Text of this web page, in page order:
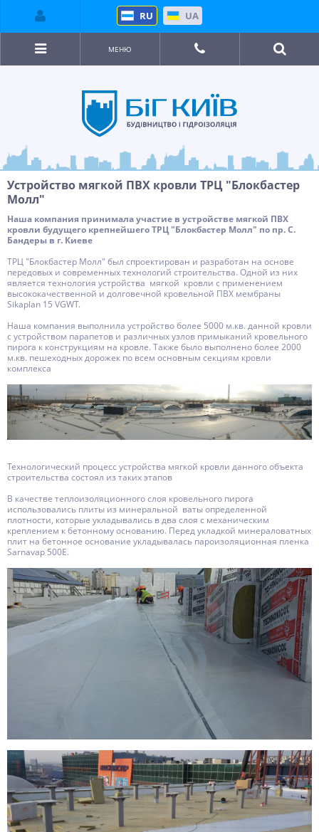
RU UA
МЕНЮ
Устройство мягкой ПВХ кровли ТРЦ "Блокбастер
Молл"
Наша компания принимала участие в устройстве мягкой ПВХ
кровли будущего крепнейшего ТРЦ "Блокбастер Молл" по пр. С.
Бандеры в г. Киеве
ТРЦ "Блокбастер Молл" был спроектирован и разработан на основе
передовых и современных технологий строительства. Одной из них
является технология устройства мягкой кровли с применением
высококачественной и долговечной кровельной ПВХ мембраны
Sikaplan 15 VGWT.
Наша компания выполнила устройство более 5000 м.кв. данной кровли
с устройством парапетов и различных узлов примыканий кровельного
пирога к конструкциям на кровле. Также было выполнено более 2000
м.кв. пешеходных дорожек по всем основным секциям кровли
комплекса
Технологический процесс устройства мягкой кровли данного объекта
строительства состоял из таких этапов
В качестве теплоизоляционного слоя кровельного пирога
использовались плиты из минеральной ваты определенной
плотности, которые укладывались в два слоя с механическим
креплением к бетонному основанию. Перед укладкой минераловатных
плит на бетонное основание укладывалась пароизоляционная пленка
Sarnavap 500E.